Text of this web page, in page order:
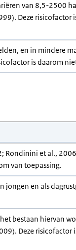
van 8,5-2500
Deze risicofactor
en in mindere
is daarom
Rondinini et al.,
van toepassing.
jongen en als
bestaan hiervan
Deze risicofactor